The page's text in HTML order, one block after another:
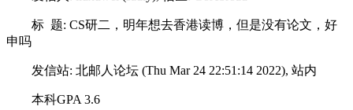
标 题: CS研二，明年想去香港读博，但是没有论文，好
申吗
发信站: 北邮人论坛 (Thu Mar 24 22:51:14 2022), 站内
本科GPA 3.6